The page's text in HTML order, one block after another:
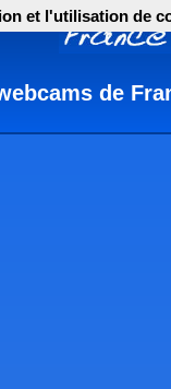
de
et l'utilisation de